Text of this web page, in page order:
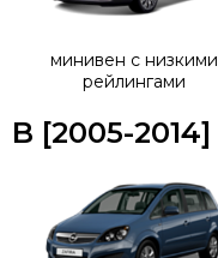
минивен с низкими
рейлингами
B [2005-2014]